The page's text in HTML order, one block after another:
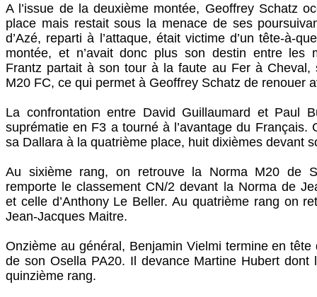
A l’issue de la deuxième montée, Geoffrey Schatz
place mais restait sous la menace de ses
d’Azé, reparti à l’attaque, était victime d’un tête-à-
montée, et n’avait donc plus son destin entre les
Frantz partait à son tour à la faute au Fer à Cheval,
M20 FC, ce qui permet à Geoffrey Schatz de renouer
La confrontation entre David Guillaumard et Paul
suprématie en F3 a tourné à l’avantage du Français.
sa Dallara à la quatrième place, huit dixièmes devant
Au sixième rang, on retrouve la Norma M20 de
remporte le classement CN/2 devant la Norma de
et celle d’Anthony Le Beller. Au quatrième rang on
Jean-Jacques Maitre.
Onzième au général, Benjamin Vielmi termine en
de son Osella PA20. Il devance Martine Hubert dont
quinzième rang.